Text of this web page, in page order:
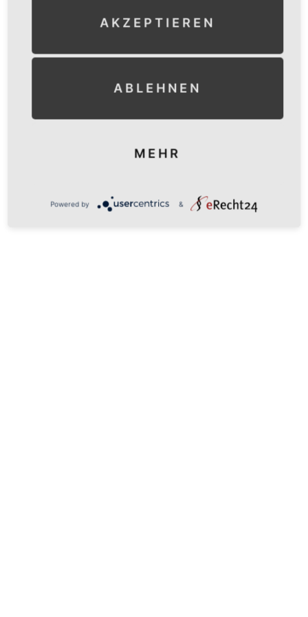
BEITRÄGE
AKZEPTIEREN
ABLEHNEN
MEHR
Powered by &